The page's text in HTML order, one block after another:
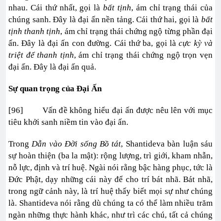
nhau. Cái thứ nhất, gọi là bất tịnh, ám chỉ trạng thái của
chúng sanh. Đây là đại ấn nền tảng. Cái thứ hai, gọi là bất
tịnh thanh tịnh, ám chỉ trạng thái chứng ngộ từng phần đại
ấn. Đây là đại ấn con đường. Cái thứ ba, gọi làcực kỳ và
triệt để thanh tịnh, ám chỉ trạng thái chứng ngộ trọn vẹn
đại ấn. Đây là đại ấn quả.
Sự quan trọng của Đại Ấn
[96] Vấn đề không hiểu đại ấn được nêu lên với mục
tiêu khởi sanh niềm tin vào đại ấn.
TrongDẫn vào Đời sống Bồ tát, Shantideva bàn luận sáu
sự hoàn thiện (ba la mật): rộng lượng, trì giới, kham nhẫn,
nỗ lực, định và trí huệ. Ngài nói rằng bậc hàng phục, tức là
Đức Phật, dạy những cái này để cho trí bát nhã. Bát nhã,
trong ngữ cảnh này, là trí huệ thấy biết mọi sự như chúng
là. Shantideva nói rằng dù chúng ta có thể làm nhiều trăm
ngàn những thực hành khác, như trì các chú, tất cả chúng